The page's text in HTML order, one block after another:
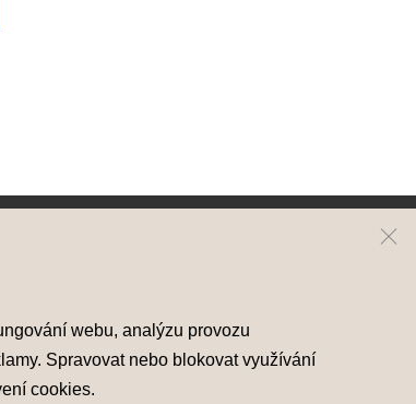
vozy
vozy
webu, analýzu provozu
Spravovat nebo blokovat využívání
cookies.